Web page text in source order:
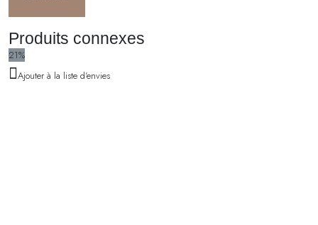
Produits connexes
21%
Ajouter à la liste d'envies